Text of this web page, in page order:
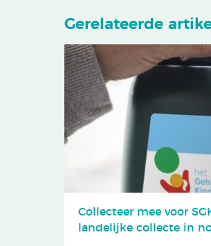
Gerelateerde
Collecteer mee voor
landelijke collecte in